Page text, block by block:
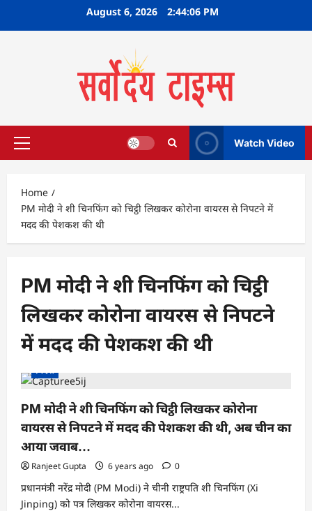
August 6, 2026 2:44:07 PM
Primary
Watch Video
Home
PM मोदी ने शी चिनफिंग को चिट्ठी लिखकर कोरोना वायरस से निपटने में
मदद की पेशकश की थी
PM मोदी ने शी चिनफिंग को चिट्ठी
लिखकर कोरोना वायरस से निपटने
में मदद की पेशकश की थी
विदेश
PM मोदी ने शी चिनफिंग को चिट्ठी लिखकर कोरोना
वायरस से निपटने में मदद की पेशकश की थी, अब चीन का
आया जवाब…
Ranjeet Gupta 6 years ago 0
प्रधानमंत्री नरेंद्र मोदी (PM Modi) ने चीनी राष्ट्रपति शी चिनफिंग (Xi
Jinping) को पत्र लिखकर कोरोना वायरस...